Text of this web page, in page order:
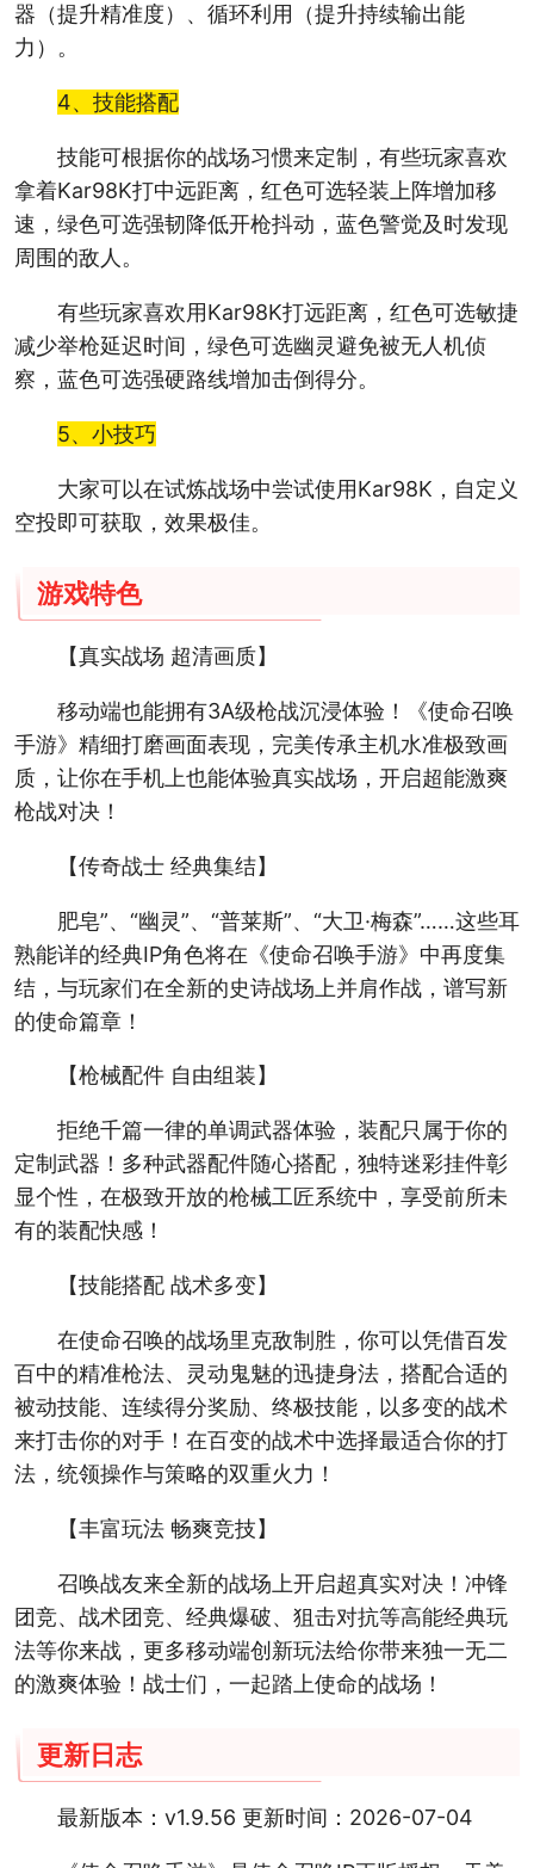
器（提升精准度）、循环利用（提升持续输出能
力）。
4、技能搭配
技能可根据你的战场习惯来定制，有些玩家喜欢
拿着Kar98K打中远距离，红色可选轻装上阵增加移
速，绿色可选强韧降低开枪抖动，蓝色警觉及时发现
周围的敌人。
有些玩家喜欢用Kar98K打远距离，红色可选敏捷
减少举枪延迟时间，绿色可选幽灵避免被无人机侦
察，蓝色可选强硬路线增加击倒得分。
5、小技巧
大家可以在试炼战场中尝试使用Kar98K，自定义
空投即可获取，效果极佳。
游戏特色
【真实战场 超清画质】
移动端也能拥有3A级枪战沉浸体验！《使命召唤
手游》精细打磨画面表现，完美传承主机水准极致画
质，让你在手机上也能体验真实战场，开启超能激爽
枪战对决！
【传奇战士 经典集结】
肥皂”、“幽灵”、“普莱斯”、“大卫·梅森”……这些耳
熟能详的经典IP角色将在《使命召唤手游》中再度集
结，与玩家们在全新的史诗战场上并肩作战，谱写新
的使命篇章！
【枪械配件 自由组装】
拒绝千篇一律的单调武器体验，装配只属于你的
定制武器！多种武器配件随心搭配，独特迷彩挂件彰
显个性，在极致开放的枪械工匠系统中，享受前所未
有的装配快感！
【技能搭配 战术多变】
在使命召唤的战场里克敌制胜，你可以凭借百发
百中的精准枪法、灵动鬼魅的迅捷身法，搭配合适的
被动技能、连续得分奖励、终极技能，以多变的战术
来打击你的对手！在百变的战术中选择最适合你的打
法，统领操作与策略的双重火力！
【丰富玩法 畅爽竞技】
召唤战友来全新的战场上开启超真实对决！冲锋
团竞、战术团竞、经典爆破、狙击对抗等高能经典玩
法等你来战，更多移动端创新玩法给你带来独一无二
的激爽体验！战士们，一起踏上使命的战场！
更新日志
最新版本：v1.9.56 更新时间：2026-07-04